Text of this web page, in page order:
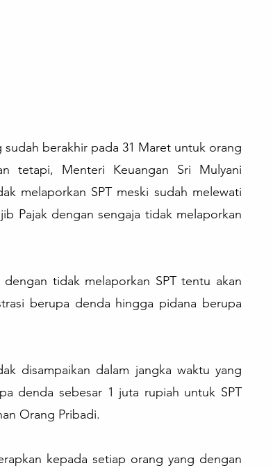
berakhir pada 31 Maret untuk orang
tetapi, Menteri Keuangan Sri Mulyani
melaporkan SPT meski sudah melewati
Pajak dengan sengaja tidak melaporkan
tidak melaporkan SPT tentu akan
berupa denda hingga pidana berupa
disampaikan dalam jangka waktu yang
denda sebesar 1 juta rupiah untuk SPT
Orang Pribadi.
kepada setiap orang yang dengan